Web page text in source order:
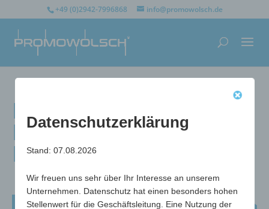
+49 (0)2942-7996868 info@promowolsch.de
Flaschen- &
Drehverschlussöffner
Platon
Datenschutzerklärung
Stand: 07.08.2026
Wir freuen uns sehr über Ihr Interesse an unserem
Unternehmen. Datenschutz hat einen besonders hohen
Stellenwert für die Geschäftsleitung. Eine Nutzung der